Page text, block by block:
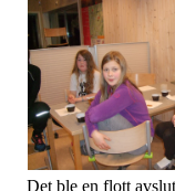
Det ble en flott